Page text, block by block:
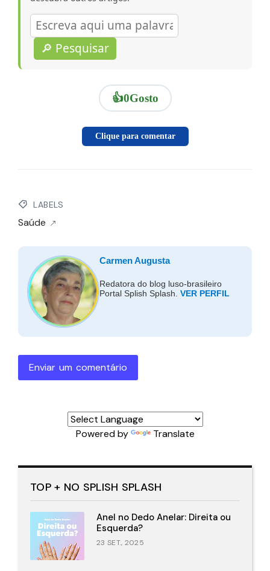
🔎 Pesquisar
👍0Gosto
Clique para comentar
LABELS
Saúde
Carmen Augusta
Redatora do blog luso-brasileiro
Portal Splish Splash. VER PERFIL
Enviar um comentário
Powered by Translate
TOP + NO SPLISH SPLASH
Anel no Dedo Anelar: Direita ou
Esquerda?
23 SET., 2025